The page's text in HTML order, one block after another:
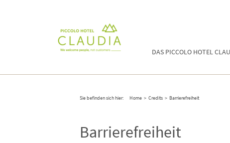
DAS PICCOLO HOTEL
Sie befinden sich hier: Home > Credits > Barrierefreiheit
Barrierefreiheit